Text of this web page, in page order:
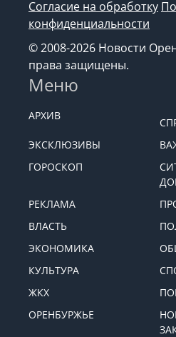
Согласие на обработку
конфиденциальности
© 2008-2026 Новости
права защищены.
Меню
АРХИВ
ЭКСКЛЮЗИВЫ
ГОРОСКОП
РЕКЛАМА
ВЛАСТЬ
ЭКОНОМИКА
КУЛЬТУРА
ЖКХ
ОРЕНБУРЖЬЕ